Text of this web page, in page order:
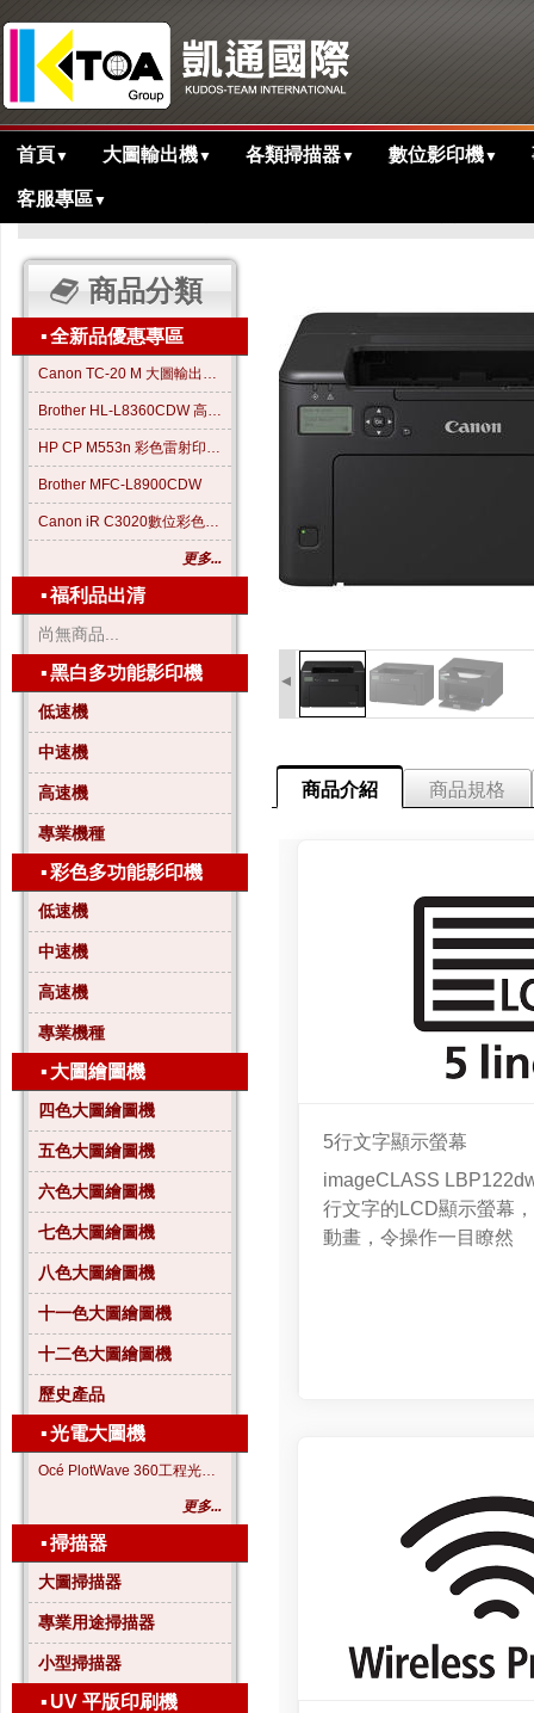
首頁▼ 大圖輸出機▼ 各類掃描器▼ 數位影印機▼
客服專區▼
主目錄
商品分類
▪全新品優惠專區
Canon TC-20 M 大圖輸出繪圖機
Brother HL-L8360CDW 高效彩色雷射印表機
HP CP M553n 彩色雷射印表機
Brother MFC-L8900CDW
Canon iR C3020數位彩色影印機
更多...
▪福利品出清
尚無商品...
▪黑白多功能影印機
低速機
中速機
高速機
專業機種
▪彩色多功能影印機
低速機
中速機
高速機
專業機種
▪ 大圖繪圖機
四色大圖繪圖機
五色大圖繪圖機
六色大圖繪圖機
七色大圖繪圖機
八色大圖繪圖機
十一色大圖繪圖機
十二色大圖繪圖機
歷史產品
▪光電大圖機
Océ PlotWave 360工程光電大圖機
更多...
▪掃描器
大圖掃描器
專業用途掃描器
小型掃描器
▪ UV 平版印刷機
◂
商品介紹 商品規格
5行文字顯示螢幕
imageCLASS
行文字的LCD顯示螢幕
動畫，令操作一目瞭然